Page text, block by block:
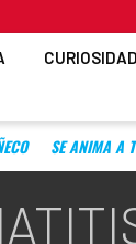
SE ANIMA A